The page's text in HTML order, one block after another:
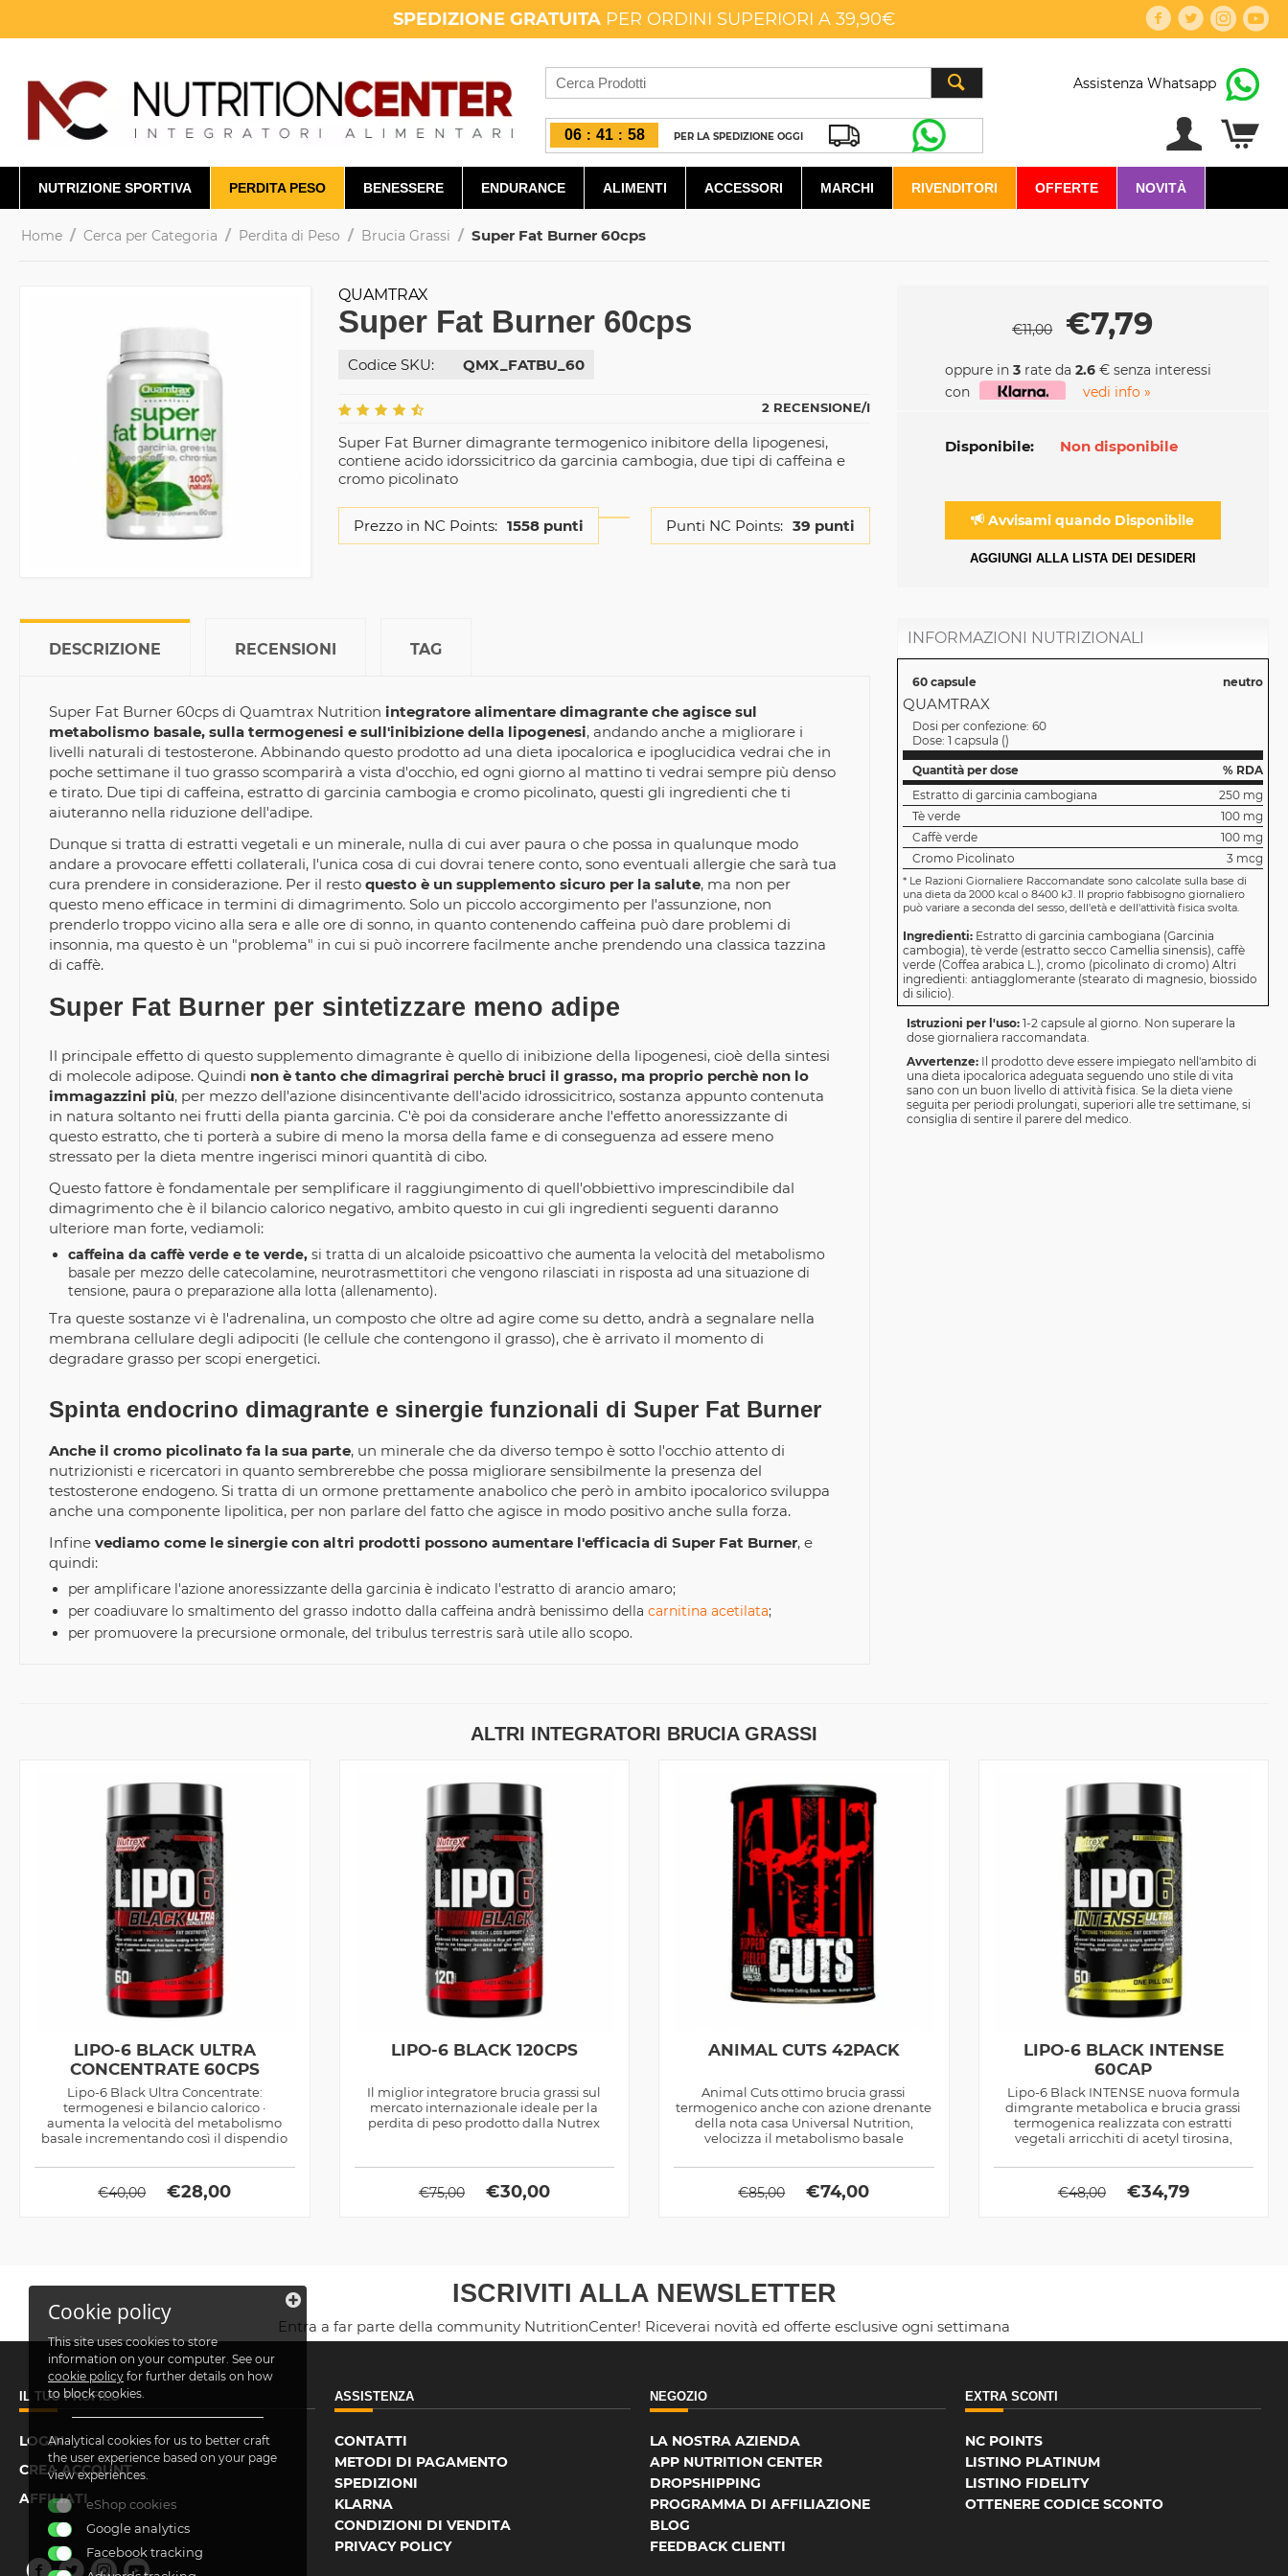
SPEDIZIONE GRATUITA PER ORDINI SUPERIORI A 39,90€
06 : 41 : 57 PER LA SPEDIZIONE OGGI
Assistenza Whatsapp
NUTRIZIONE SPORTIVA PERDITA PESO BENESSERE ENDURANCE ALIMENTI ACCESSORI MARCHI RIVENDITORI OFFERTE NOVITÀ
Home / Cerca per Categoria / Perdita di Peso / Brucia Grassi / Super Fat Burner 60cps
QUAMTRAX
Super Fat Burner 60cps
Codice SKU: QMX_FATBU_60
2 RECENSIONE/I
Super Fat Burner dimagrante termogenico inibitore della lipogenesi,
contiene acido idorssicitrico da garcinia cambogia, due tipi di caffeina e
cromo picolinato
Prezzo in NC Points: 1558 punti Punti NC Points: 39 punti
€11,00 €7,79
oppure in 3rate da 2.6€ senza interessi
con
vedi info »
Disponibile: Non disponibile
Avvisami quando Disponibile
AGGIUNGI ALLA LISTA DEI DESIDERI
DESCRIZIONE RECENSIONI TAG
Super Fat Burner 60cps di Quamtrax Nutrition integratore alimentare dimagrante che agisce sul
metabolismo basale, sulla termogenesi e sull'inibizione della lipogenesi, andando anche a migliorare i
livelli naturali di testosterone. Abbinando questo prodotto ad una dieta ipocalorica e ipoglucidica vedrai che in
poche settimane il tuo grasso scomparirà a vista d'occhio, ed ogni giorno al mattino ti vedrai sempre più denso
e tirato. Due tipi di caffeina, estratto di garcinia cambogia e cromo picolinato, questi gli ingredienti che ti
aiuteranno nella riduzione dell'adipe.
Dunque si tratta di estratti vegetali e un minerale, nulla di cui aver paura o che possa in qualunque modo
andare a provocare effetti collaterali, l'unica cosa di cui dovrai tenere conto, sono eventuali allergie che sarà tua
cura prendere in considerazione. Per il resto questo è un supplemento sicuro per la salute, ma non per
questo meno efficace in termini di dimagrimento. Solo un piccolo accorgimento per l'assunzione, non
prenderlo troppo vicino alla sera e alle ore di sonno, in quanto contenendo caffeina può dare problemi di
insonnia, ma questo è un "problema" in cui si può incorrere facilmente anche prendendo una classica tazzina
di caffè.
Super Fat Burner per sintetizzare meno adipe
Il principale effetto di questo supplemento dimagrante è quello di inibizione della lipogenesi, cioè della sintesi
di molecole adipose. Quindi non è tanto che dimagrirai perchè bruci il grasso, ma proprio perchè non lo
immagazzini più, per mezzo dell'azione disincentivante dell'acido idrossicitrico, sostanza appunto contenuta
in natura soltanto nei frutti della pianta garcinia. C'è poi da considerare anche l'effetto anoressizzante di
questo estratto, che ti porterà a subire di meno la morsa della fame e di conseguenza ad essere meno
stressato per la dieta mentre ingerisci minori quantità di cibo.
Questo fattore è fondamentale per semplificare il raggiungimento di quell'obbiettivo imprescindibile dal
dimagrimento che è il bilancio calorico negativo, ambito questo in cui gli ingredienti seguenti daranno
ulteriore man forte, vediamoli:
caffeina da caffè verde e te verde, si tratta di un alcaloide psicoattivo che aumenta la velocità del metabolismo
basale per mezzo delle catecolamine, neurotrasmettitori che vengono rilasciati in risposta ad una situazione di
tensione, paura o preparazione alla lotta (allenamento).
Tra queste sostanze vi è l'adrenalina, un composto che oltre ad agire come su detto, andrà a segnalare nella
membrana cellulare degli adipociti (le cellule che contengono il grasso), che è arrivato il momento di
degradare grasso per scopi energetici.
Spinta endocrino dimagrante e sinergie funzionali di Super Fat Burner
Anche il cromo picolinato fa la sua parte, un minerale che da diverso tempo è sotto l'occhio attento di
nutrizionisti e ricercatori in quanto sembrerebbe che possa migliorare sensibilmente la presenza del
testosterone endogeno. Si tratta di un ormone prettamente anabolico che però in ambito ipocalorico sviluppa
anche una componente lipolitica, per non parlare del fatto che agisce in modo positivo anche sulla forza.
Infine vediamo come le sinergie con altri prodotti possono aumentare l'efficacia di Super Fat Burner, e
quindi:
per amplificare l'azione anoressizzante della garcinia è indicato l'estratto di arancio amaro;
per coadiuvare lo smaltimento del grasso indotto dalla caffeina andrà benissimo della carnitina acetilata;
per promuovere la precursione ormonale, del tribulus terrestris sarà utile allo scopo.
INFORMAZIONI NUTRIZIONALI
60 capsule neutro
QUAMTRAX
Dosi per confezione: 60
Dose: 1 capsula ()
Quantità per dose
% RDA
Estratto di garcinia cambogiana
250 mg
Tè verde
100 mg
Caffè verde
100 mg
Cromo Picolinato
3 mcg
*Le Razioni Giornaliere Raccomandate sono calcolate sulla base di
una dieta da 2000 kcal o 8400 kJ. Il proprio fabbisogno giornaliero
può variare a seconda del sesso, dell'età e dell'attività fisica svolta.
Ingredienti: Estratto di garcinia cambogiana (Garcinia
cambogia), tè verde (estratto secco Camellia sinensis), caffè
verde (Coffea arabica L.), cromo (picolinato di cromo) Altri
ingredienti: antiagglomerante (stearato di magnesio, biossido
di silicio).
Istruzioni per l'uso: 1-2 capsule al giorno. Non superare la
dose giornaliera raccomandata.
Avvertenze: Il prodotto deve essere impiegato nell'ambito di
una dieta ipocalorica adeguata seguendo uno stile di vita
sano con un buon livello di attività fisica. Se la dieta viene
seguita per periodi prolungati, superiori alle tre settimane, si
consiglia di sentire il parere del medico.
ALTRI INTEGRATORI BRUCIA GRASSI
LIPO-6 BLACK ULTRA
CONCENTRATE 60CPS
Lipo-6 Black Ultra Concentrate:
termogenesi e bilancio calorico ·
aumenta la velocità del metabolismo
basale incrementando così il dispendio
€40,00 €28,00
LIPO-6 BLACK 120CPS
Il miglior integratore brucia grassi sul
mercato internazionale ideale per la
perdita di peso prodotto dalla Nutrex
€75,00 €30,00
ANIMAL CUTS 42PACK
Animal Cuts ottimo brucia grassi
termogenico anche con azione drenante
della nota casa Universal Nutrition,
velocizza il metabolismo basale
€85,00 €74,00
LIPO-6 BLACK INTENSE
60CAP
Lipo-6 Black INTENSE nuova formula
dimgrante metabolica e brucia grassi
termogenica realizzata con estratti
vegetali arricchiti di acetyl tirosina,
€48,00 €34,79
ISCRIVITI ALLA NEWSLETTER
Entra a far parte della community NutritionCenter! Riceverai novità ed offerte esclusive ogni settimana
IL TUO PROFILO
LOGIN
CREA ACCOUNT
AFFILIATI
ASSISTENZA
CONTATTI
METODI DI PAGAMENTO
SPEDIZIONI
KLARNA
CONDIZIONI DI VENDITA
PRIVACY POLICY
NEGOZIO
LA NOSTRA AZIENDA
APP NUTRITION CENTER
DROPSHIPPING
PROGRAMMA DI AFFILIAZIONE
BLOG
FEEDBACK CLIENTI
EXTRA SCONTI
NC POINTS
LISTINO PLATINUM
LISTINO FIDELITY
OTTENERE CODICE SCONTO
Cookie policy
This site uses cookies to store
information on your computer. See our
cookie policy for further details on how
to block cookies.
Analytical cookies for us to better craft
the user experience based on your page
view experiences.
eShop cookies
Google analytics
Facebook tracking